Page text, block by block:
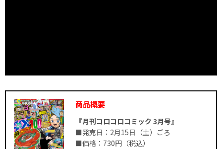
商品概要
『月刊コロコロコミック 3月号』
■発売日：2月15日（土）ごろ
■価格：730円（税込）